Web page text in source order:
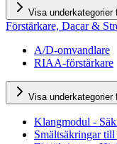
Visa underkategorier
Förstärkare, Dacar &
A/D-omvandlare
RIAA-förstärkare
Visa underkategorier
Klangmodul -
Smältsäkringar